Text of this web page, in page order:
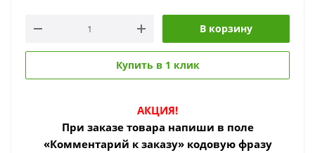
В корзину
Купить в 1 клик
АКЦИЯ!
При заказе товара напиши в поле
«Комментарий к заказу» кодовую фразу